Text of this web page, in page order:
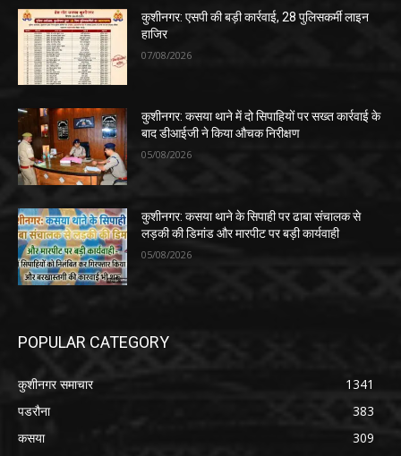
कुशीनगर: एसपी की बड़ी कार्रवाई, 28 पुलिसकर्मी लाइन
हाजिर
07/08/2026
कुशीनगर: कसया थाने में दो सिपाहियों पर सख्त कार्रवाई के
बाद डीआईजी ने किया औचक निरीक्षण
05/08/2026
कुशीनगर: कसया थाने के सिपाही पर ढाबा संचालक से
लड़की की डिमांड और मारपीट पर बड़ी कार्यवाही
05/08/2026
POPULAR CATEGORY
कुशीनगर समाचार
1341
पडरौना
383
कसया
309